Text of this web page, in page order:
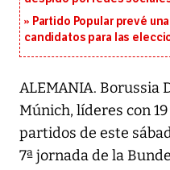
Partido Popular prevé
candidatos para las
ALEMANIA. Borussia
Múnich, líderes con
partidos de este
7ª jornada de la